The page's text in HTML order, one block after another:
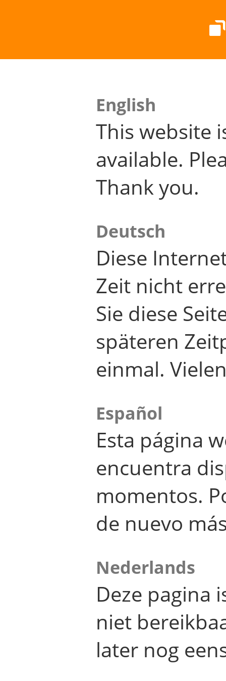
English
This website
available.
Thank you.
Deutsch
Diese
Zeit nicht
Sie diese
späteren
einmal.
Español
Esta página
encuentra
momentos.
de nuevo
Nederlands
Deze pagina
niet
later nog